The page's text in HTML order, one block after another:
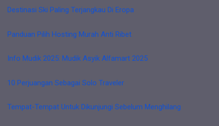
Destinasi Ski Paling Terjangkau Di Eropa
Panduan Pilih Hosting Murah Anti Ribet
Info Mudik 2025: Mudik Asyik Alfamart 2025
10 Perjuangan Sebagai Solo Traveler
Tempat-Tempat Untuk Dikunjungi Sebelum Menghilang